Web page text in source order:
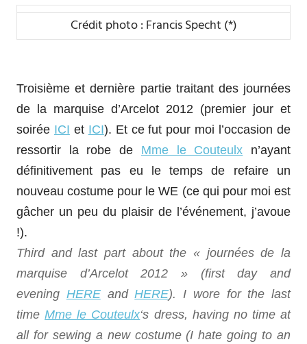
Crédit photo : Francis Specht (*)
Troisième et dernière partie traitant des journées
de la marquise d’Arcelot 2012 (premier jour et
soirée ICI et ICI). Et ce fut pour moi l’occasion de
ressortir la robe de Mme le Couteulx n’ayant
définitivement pas eu le temps de refaire un
nouveau costume pour le WE (ce qui pour moi est
gâcher un peu du plaisir de l’événement, j’avoue
!).
Third and last part about the « journées de la
marquise d’Arcelot 2012 » (first day and
evening HEREand HERE). I wore for the last
timeMme le Couteulx‘s dress, having no time at
all for sewing a new costume (I hate going to an